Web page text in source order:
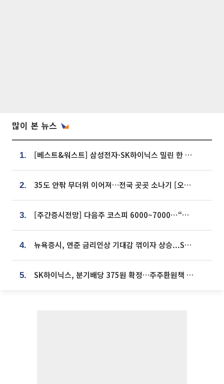
많이 본 뉴스
1. [베스트&워스트] 삼성전자·SK하이닉스 밀린 한 주…상상인증권은 85% 급등
2. 35도 안팎 무더위 이어져…전국 곳곳 소나기 [오늘 날씨]
3. [주간증시전망] 다음주 코스피 6000~7000⋯“外人 수급은 정책이 변수”
4. 뉴욕증시, 연준 금리인상 기대감 꺾이자 상승...S&P500 사상 최고치 [종합]
5. SK하이닉스, 분기배당 375원 확정…주주환원책 9월로 앞당겨 발표